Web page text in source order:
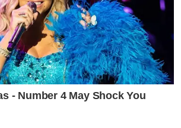
- Number 4 May Shock You